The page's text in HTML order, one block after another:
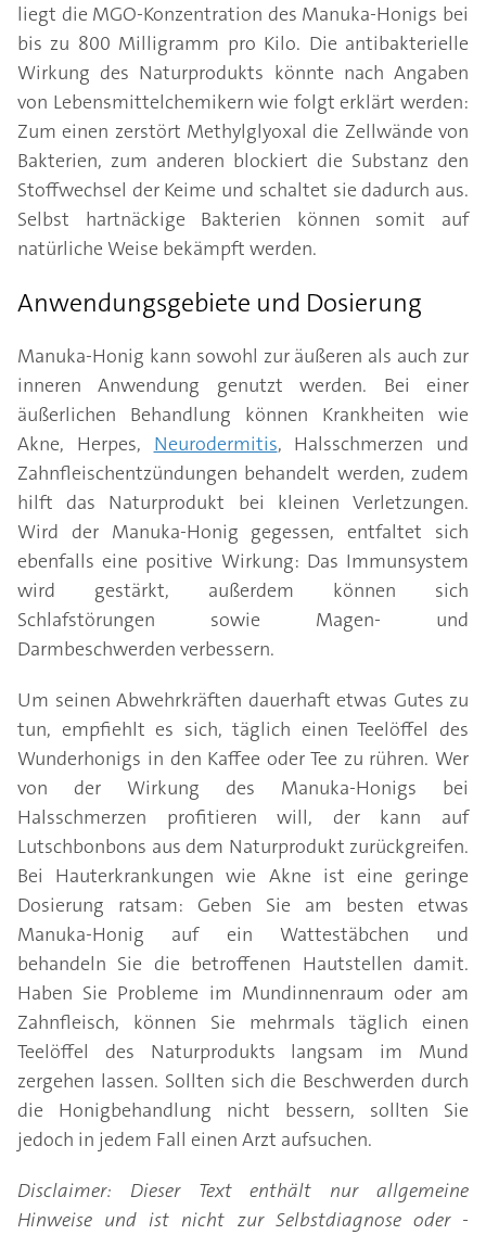
liegt die MGO-Konzentration des Manuka-Honigs bei
bis zu 800 Milligramm pro Kilo. Die antibakterielle
Wirkung des Naturprodukts könnte nach Angaben
von Lebensmittelchemikern wie folgt erklärt werden:
Zum einen zerstört Methylglyoxal die Zellwände von
Bakterien, zum anderen blockiert die Substanz den
Stoffwechsel der Keime und schaltet sie dadurch aus.
Selbst hartnäckige Bakterien können somit auf
natürliche Weise bekämpft werden.
Anwendungsgebiete und Dosierung
Manuka-Honig kann sowohl zur äußeren als auch zur
inneren Anwendung genutzt werden. Bei einer
äußerlichen Behandlung können Krankheiten wie
Akne, Herpes, Neurodermitis, Halsschmerzen und
Zahnfleischentzündungen behandelt werden, zudem
hilft das Naturprodukt bei kleinen Verletzungen.
Wird der Manuka-Honig gegessen, entfaltet sich
ebenfalls eine positive Wirkung: Das Immunsystem
wird gestärkt, außerdem können sich
Schlafstörungen sowie Magen- und
Darmbeschwerden verbessern.
Um seinen Abwehrkräften dauerhaft etwas Gutes zu
tun, empfiehlt es sich, täglich einen Teelöffel des
Wunderhonigs in den Kaffee oder Tee zu rühren. Wer
von der Wirkung des Manuka-Honigs bei
Halsschmerzen profitieren will, der kann auf
Lutschbonbons aus dem Naturprodukt zurückgreifen.
Bei Hauterkrankungen wie Akne ist eine geringe
Dosierung ratsam: Geben Sie am besten etwas
Manuka-Honig auf ein Wattestäbchen und
behandeln Sie die betroffenen Hautstellen damit.
Haben Sie Probleme im Mundinnenraum oder am
Zahnfleisch, können Sie mehrmals täglich einen
Teelöffel des Naturprodukts langsam im Mund
zergehen lassen. Sollten sich die Beschwerden durch
die Honigbehandlung nicht bessern, sollten Sie
jedoch in jedem Fall einen Arzt aufsuchen.
Disclaimer: Dieser Text enthält nur allgemeine
Hinweise und ist nicht zur Selbstdiagnose oder -